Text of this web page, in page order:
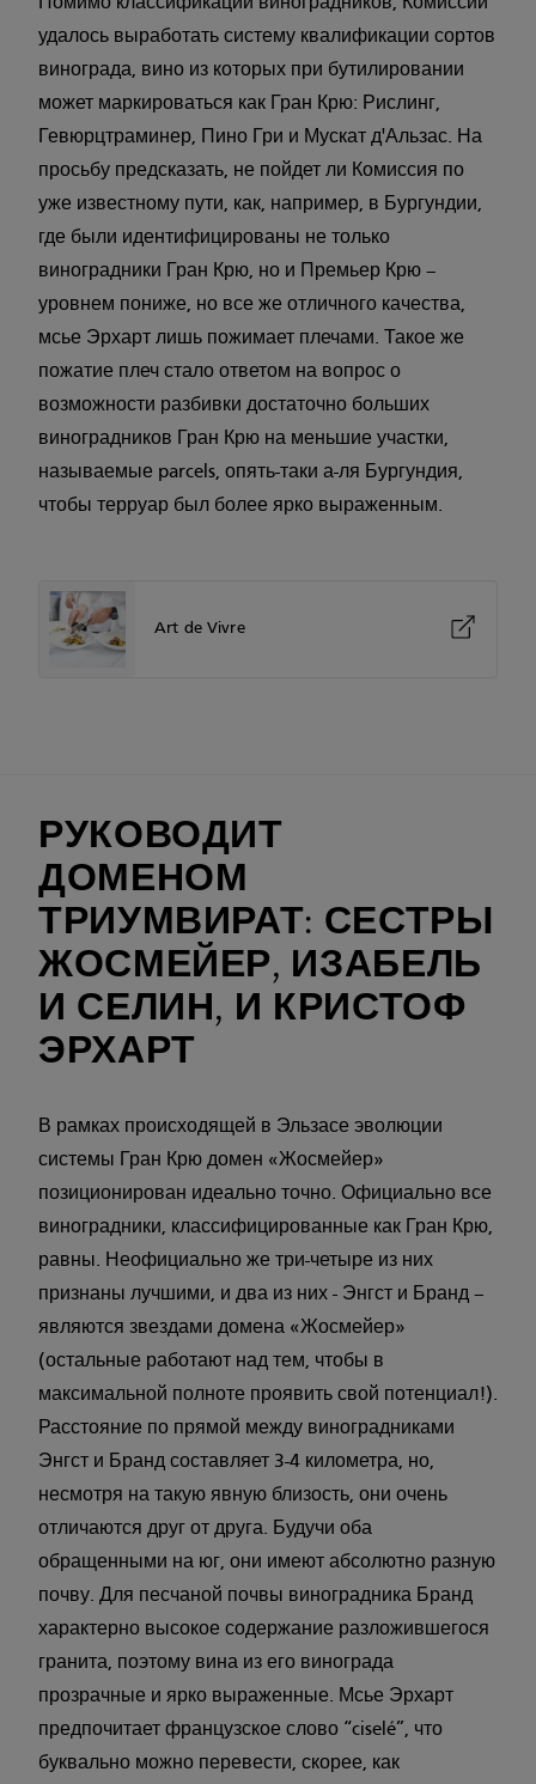
удалось выработать систему квалификации сортов
винограда, вино из которых при бутилировании
может маркироваться как Гран Крю: Рислинг,
Гевюрцтраминер, Пино Гри и Мускат д'Альзас. На
просьбу предсказать, не пойдет ли Комиссия по
уже известному пути, как, например, в Бургундии,
где были идентифицированы не только
виноградники Гран Крю, но и Премьер Крю –
уровнем пониже, но все же отличного качества,
мсье Эрхарт лишь пожимает плечами. Такое же
пожатие плеч стало ответом на вопрос о
возможности разбивки достаточно больших
виноградников Гран Крю на меньшие участки,
называемые parcels, опять-таки а-ля Бургундия,
чтобы терруар был более ярко выраженным.
Art de Vivre
РУКОВОДИТ
ДОМЕНОМ
ТРИУМВИРАТ: СЕСТРЫ
ЖОСМЕЙЕР, ИЗАБЕЛЬ
И СЕЛИН, И КРИСТОФ
ЭРХАРТ
В рамках происходящей в Эльзасе эволюции
системы Гран Крю домен «Жосмейер»
позиционирован идеально точно. Официально все
виноградники, классифицированные как Гран Крю,
равны. Неофициально же три-четыре из них
признаны лучшими, и два из них - Энгст и Бранд –
являются звездами домена «Жосмейер»
(остальные работают над тем, чтобы в
максимальной полноте проявить свой потенциал!).
Расстояние по прямой между виноградниками
Энгст и Бранд составляет 3-4 километра, но,
несмотря на такую явную близость, они очень
отличаются друг от друга. Будучи оба
обращенными на юг, они имеют абсолютно разную
почву. Для песчаной почвы виноградника Бранд
характерно высокое содержание разложившегося
гранита, поэтому вина из его винограда
прозрачные и ярко выраженные. Мсье Эрхарт
предпочитает французское слово “ciselé”, что
буквально можно перевести, скорее, как